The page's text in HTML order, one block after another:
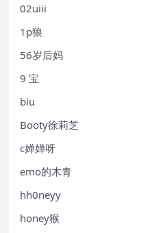
02uiii
1p狼
56岁后妈
9 宝
biu
Booty徐莉芝
c婵婵呀
emo的木青
hh0neyy
honey猴